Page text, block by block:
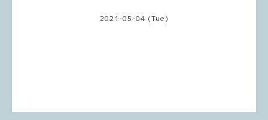
2021-05-04 (Tue)